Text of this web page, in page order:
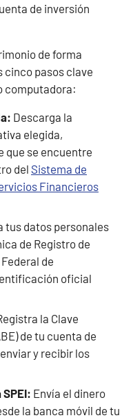
de inversión
de forma
cinco pasos clave
computadora:
Descarga la
elegida,
que se encuentre
del Sistema de
Financieros
tus datos personales
de Registro de
de
oficial
la Clave
de tu cuenta de
y recibir los
Envía el dinero
la banca móvil de tu